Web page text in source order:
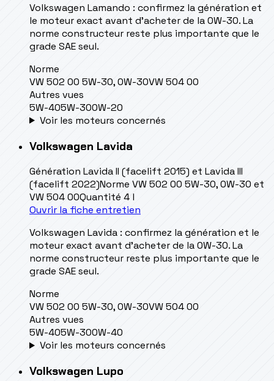
Volkswagen Lamando : confirmez la génération et
le moteur exact avant d’acheter de la 0W-30. La
norme constructeur reste plus importante que le
grade SAE seul.
Norme
VW 502 00 5W-30, 0W-30VW 504 00
Autres vues
5W-405W-300W-20
Voir les moteurs concernés
Volkswagen Lavida
Génération Lavida II (facelift 2015) et Lavida III
(facelift 2022)Norme VW 502 00 5W-30, 0W-30 et
VW 504 00Quantité 4 l
Ouvrir la fiche entretien
Volkswagen Lavida : confirmez la génération et le
moteur exact avant d’acheter de la 0W-30. La
norme constructeur reste plus importante que le
grade SAE seul.
Norme
VW 502 00 5W-30, 0W-30VW 504 00
Autres vues
5W-405W-300W-40
Voir les moteurs concernés
Volkswagen Lupo